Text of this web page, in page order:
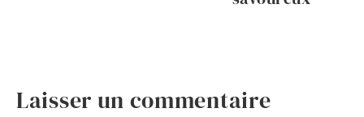
Laisser un commentaire